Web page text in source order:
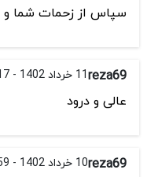
سپاس از زحمات شما و
reza6911 خرداد 1402 - 18:17
عالی و درود
reza6910 خرداد 1402 - 14:59